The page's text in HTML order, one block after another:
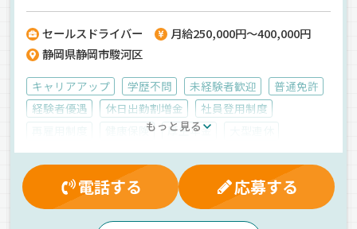
セールスドライバー
月給250,000円～400,000円
静岡県静岡市駿河区
キャリアアップ 学歴不問 未経験者歓迎
普通免許
経験者優遇
休日出勤割増金
社員登用制度
健康保険 厚生年金
有給休暇
労災保険 交通費支給 昇給
雇用保険
財形貯蓄制度 夕方
新車
ドライブレコーダー
センター便 AT可
ETC搭載
個店配送 手積み 地場
もっと見る
電話する 応募する